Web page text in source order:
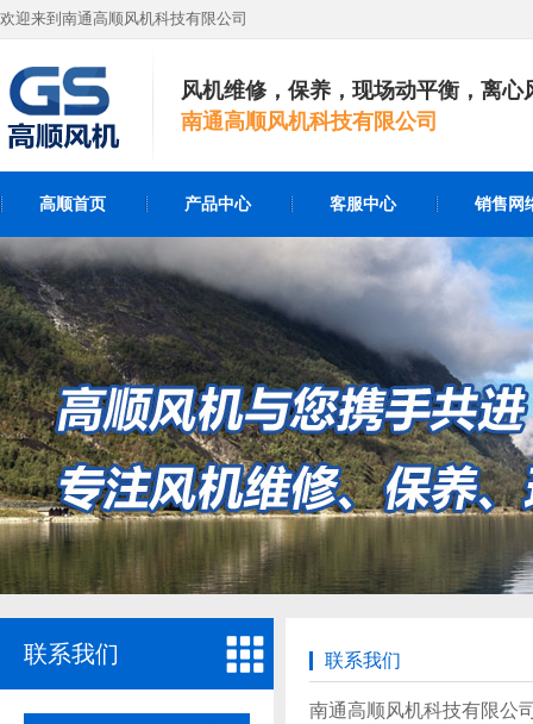
欢迎来到南通高顺风机科技有限公司
风机维修，保养，现场动平衡，离心
南通高顺风机科技有限公司
高顺首页 产品中心 客服中心 销售网
联系我们 联系我们
南通高顺风机科技有限公